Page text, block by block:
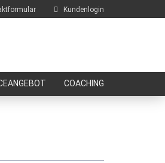
Kundenlogin
COACHING